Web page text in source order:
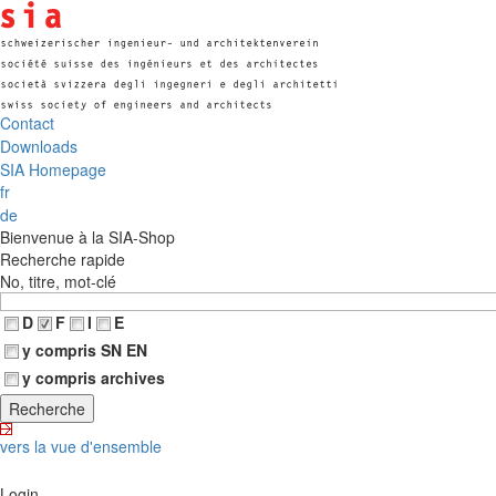
Contact
Downloads
SIA Homepage
fr
de
Bienvenue à la SIA-Shop
Recherche rapide
No, titre, mot-clé
D
F I
E
y compris SN EN
y compris archives
vers la vue d'ensemble